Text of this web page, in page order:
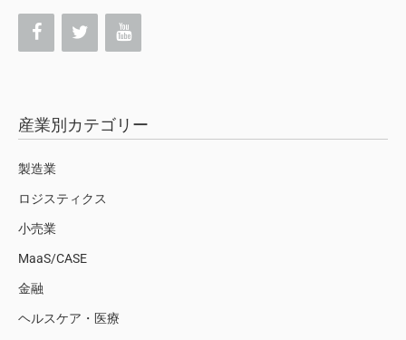
産業別カテゴリー
製造業
ロジスティクス
小売業
MaaS/CASE
金融
ヘルスケア・医療